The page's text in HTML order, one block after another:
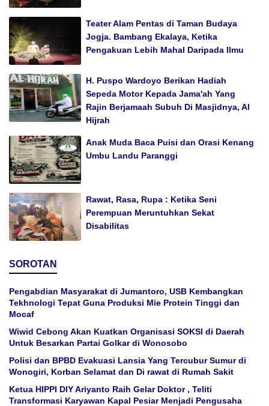
Teater Alam Pentas di Taman Budaya
Jogja. Bambang Ekalaya, Ketika
Pengakuan Lebih Mahal Daripada Ilmu
H. Puspo Wardoyo Berikan Hadiah
Sepeda Motor Kepada Jama'ah Yang
Rajin Berjamaah Subuh Di Masjidnya, Al
Hijrah
Anak Muda Baca Puisi dan Orasi Kenang
Umbu Landu Paranggi
Rawat, Rasa, Rupa : Ketika Seni
Perempuan Meruntuhkan Sekat
Disabilitas
SOROTAN
Pengabdian Masyarakat di Jumantoro, USB Kembangkan
Tekhnologi Tepat Guna Produksi Mie Protein Tinggi dan
Mocaf
Wiwid Cebong Akan Kuatkan Organisasi SOKSI di Daerah
Untuk Besarkan Partai Golkar di Wonosobo
Polisi dan BPBD Evakuasi Lansia Yang Tercubur Sumur di
Wonogiri, Korban Selamat dan Di rawat di Rumah Sakit
Ketua HIPPI DIY Ariyanto Raih Gelar Doktor , Teliti
Transformasi Karyawan Kapal Pesiar Menjadi Pengusaha